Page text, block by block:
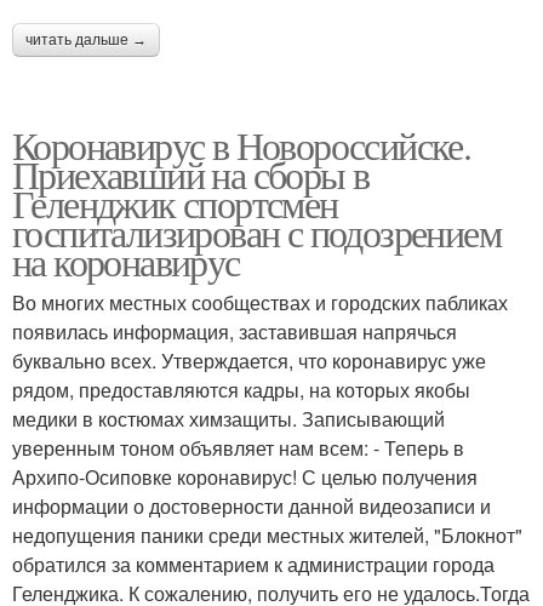
читать дальше →
Коронавирус в Новороссийске.
Приехавший на сборы в
Геленджик спортсмен
госпитализирован с подозрением
на коронавирус
Во многих местных сообществах и городских пабликах
появилась информация, заставившая напрячься
буквально всех. Утверждается, что коронавирус уже
рядом, предоставляются кадры, на которых якобы
медики в костюмах химзащиты. Записывающий
уверенным тоном объявляет нам всем: - Теперь в
Архипо-Осиповке коронавирус! С целью получения
информации о достоверности данной видеозаписи и
недопущения паники среди местных жителей, "Блокнот"
обратился за комментарием к администрации города
Геленджика. К сожалению, получить его не удалось.Тогда